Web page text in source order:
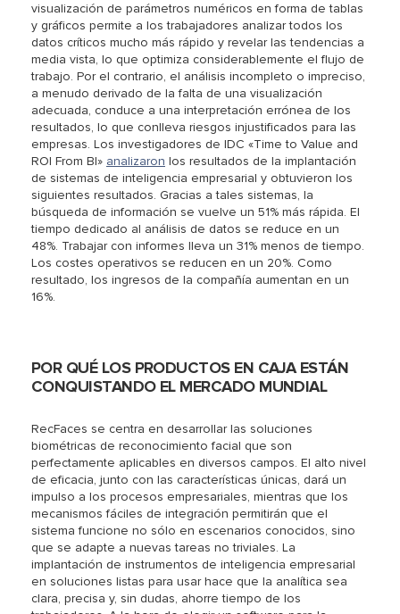
visualización de parámetros numéricos en forma de tablas
y gráficos permite a los trabajadores analizar todos los
datos críticos mucho más rápido y revelar las tendencias a
media vista, lo que optimiza considerablemente el flujo de
trabajo. Por el contrario, el análisis incompleto o impreciso,
a menudo derivado de la falta de una visualización
adecuada, conduce a una interpretación errónea de los
resultados, lo que conlleva riesgos injustificados para las
empresas. Los investigadores de IDC «Time to Value and
ROI From BI» analizaron los resultados de la implantación
de sistemas de inteligencia empresarial y obtuvieron los
siguientes resultados. Gracias a tales sistemas, la
búsqueda de información se vuelve un 51% más rápida. El
tiempo dedicado al análisis de datos se reduce en un
48%. Trabajar con informes lleva un 31% menos de tiempo.
Los costes operativos se reducen en un 20%. Como
resultado, los ingresos de la compañía aumentan en un
16%.
POR QUÉ LOS PRODUCTOS EN CAJA ESTÁN
CONQUISTANDO EL MERCADO MUNDIAL
RecFaces se centra en desarrollar las soluciones
biométricas de reconocimiento facial que son
perfectamente aplicables en diversos campos. El alto nivel
de eficacia, junto con las características únicas, dará un
impulso a los procesos empresariales, mientras que los
mecanismos fáciles de integración permitirán que el
sistema funcione no sólo en escenarios conocidos, sino
que se adapte a nuevas tareas no triviales. La
implantación de instrumentos de inteligencia empresarial
en soluciones listas para usar hace que la analítica sea
clara, precisa y, sin dudas, ahorre tiempo de los